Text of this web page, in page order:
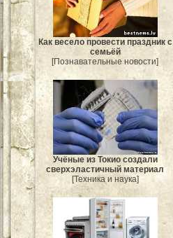
Как весело провести праздник с
семьёй
[Познавательные новости]
Учёные из Токио создали
сверхэластичный материал
[Техника и наука]